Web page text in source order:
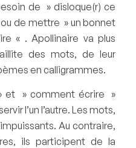
de » disloque(r) ce
ou de mettre » un bonnet
« . Apollinaire va plus
des mots, de leur
en calligrammes.
et » comment écrire »
l’un l’autre. Les mots,
Au contraire,
ils participent de la